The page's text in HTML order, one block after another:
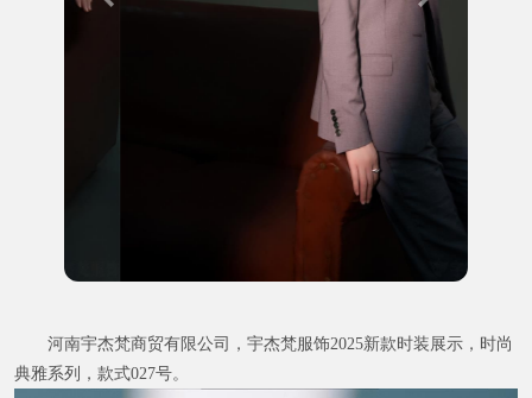
河南宇杰梵商贸有限公司，宇杰梵服饰2025新款时装展示，时尚
典雅系列，款式027号。